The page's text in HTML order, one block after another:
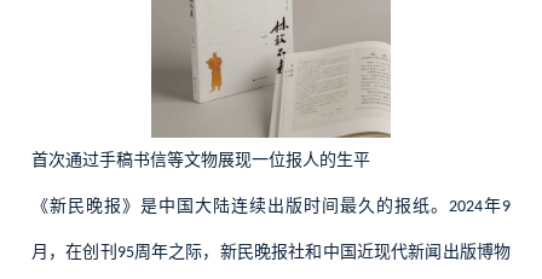
首次通过手稿书信等文物展现一位报人的生平
《新民晚报》是中国大陆连续出版时间最久的报纸。 2024年9
月，在创刊 95周年之际，新民晚报社和中国近现代新闻出版博物